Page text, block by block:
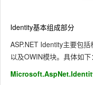
Identity基本组成部分
ASP.NET Identity主要包
以及OWIN模块。具体如下：